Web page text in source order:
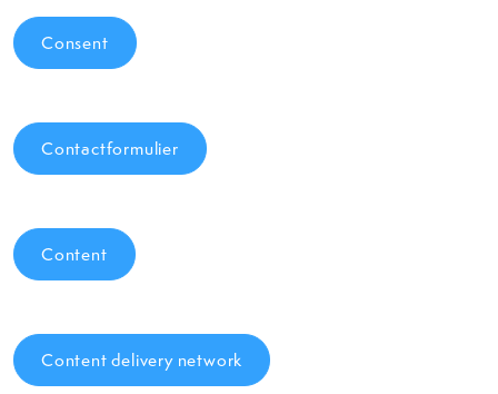
Consent
Contactformulier
Content
Content delivery network